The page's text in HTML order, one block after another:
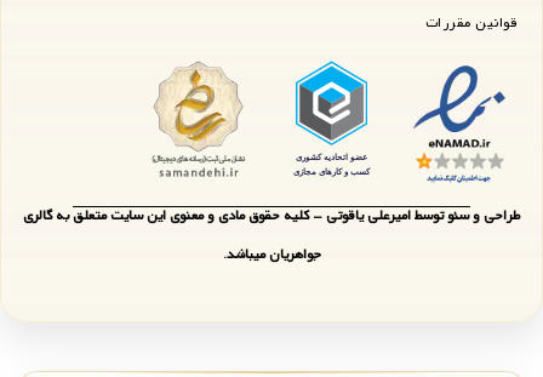
قوانین مقررات
طراحی و سئو توسط امیرعلی یاقوتی - کلیه حقوق مادی و معنوی این سایت متعلق به گالری
جواهریان میباشد.